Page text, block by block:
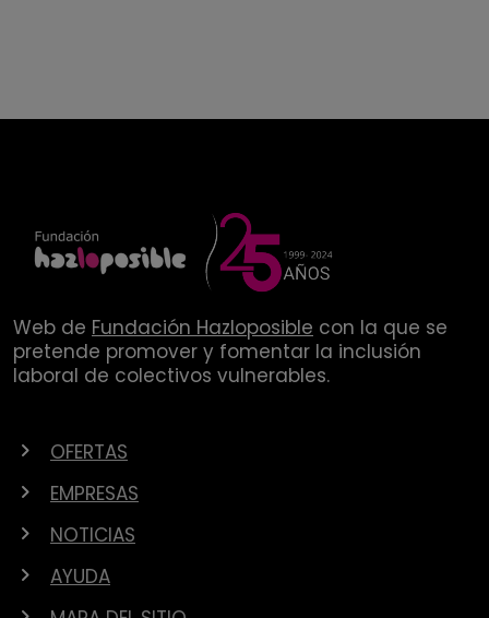
Web de Fundación Hazloposible con la que se
pretende promover y fomentar la inclusión
laboral de colectivos vulnerables.
OFERTAS
EMPRESAS
NOTICIAS
AYUDA